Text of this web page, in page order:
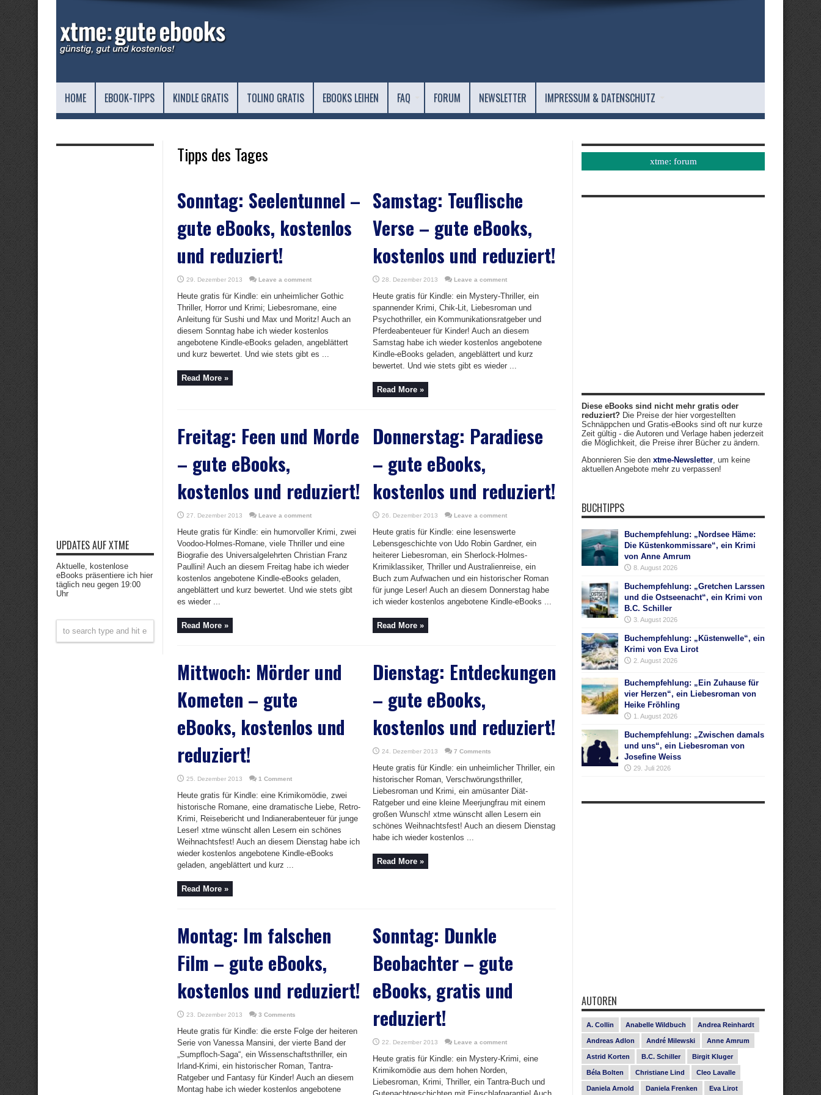
HOME EBOOK-TIPPS KINDLE GRATIS TOLINO GRATIS EBOOKS LEIHEN FAQ FORUM NEWSLETTER IMPRESSUM & DATENSCHUTZ
Tipps des Tages
Sonntag: Seelentunnel –
gute eBooks, kostenlos
und reduziert!
29. Dezember 2013 Leave a comment
Heute gratis für Kindle: ein unheimlicher Gothic
Thriller, Horror und Krimi; Liebesromane, eine
Anleitung für Sushi und Max und Moritz! Auch an
diesem Sonntag habe ich wieder kostenlos
angebotene Kindle-eBooks geladen, angeblättert
und kurz bewertet. Und wie stets gibt es ...
Read More »
Samstag: Teuflische
Verse – gute eBooks,
kostenlos und reduziert!
28. Dezember 2013 Leave a comment
Heute gratis für Kindle: ein Mystery-Thriller, ein
spannender Krimi, Chik-Lit, Liebesroman und
Psychothriller, ein Kommunikationsratgeber und
Pferdeabenteuer für Kinder! Auch an diesem
Samstag habe ich wieder kostenlos angebotene
Kindle-eBooks geladen, angeblättert und kurz
bewertet. Und wie stets gibt es wieder ...
Read More »
Freitag: Feen und Morde
– gute eBooks,
kostenlos und reduziert!
27. Dezember 2013 Leave a comment
Heute gratis für Kindle: ein humorvoller Krimi, zwei
Voodoo-Holmes-Romane, viele Thriller und eine
Biografie des Universalgelehrten Christian Franz
Paullini! Auch an diesem Freitag habe ich wieder
kostenlos angebotene Kindle-eBooks geladen,
angeblättert und kurz bewertet. Und wie stets gibt
es wieder ...
Read More »
Donnerstag: Paradiese
– gute eBooks,
kostenlos und reduziert!
26. Dezember 2013 Leave a comment
Heute gratis für Kindle: eine lesenswerte
Lebensgeschichte von Udo Robin Gardner, ein
heiterer Liebesroman, ein Sherlock-Holmes-
Krimiklassiker, Thriller und Australienreise, ein
Buch zum Aufwachen und ein historischer Roman
für junge Leser! Auch an diesem Donnerstag habe
ich wieder kostenlos angebotene Kindle-eBooks ...
Read More »
Mittwoch: Mörder und
Kometen – gute
eBooks, kostenlos und
reduziert!
25. Dezember 2013 1 Comment
Heute gratis für Kindle: eine Krimikomödie, zwei
historische Romane, eine dramatische Liebe, Retro-
Krimi, Reisebericht und Indianerabenteuer für junge
Leser! xtme wünscht allen Lesern ein schönes
Weihnachtsfest! Auch an diesem Dienstag habe ich
wieder kostenlos angebotene Kindle-eBooks
geladen, angeblättert und kurz ...
Read More »
Dienstag: Entdeckungen
– gute eBooks,
kostenlos und reduziert!
24. Dezember 2013 7 Comments
Heute gratis für Kindle: ein unheimlicher Thriller, ein
historischer Roman, Verschwörungsthriller,
Liebesroman und Krimi, ein amüsanter Diät-
Ratgeber und eine kleine Meerjungfrau mit einem
großen Wunsch! xtme wünscht allen Lesern ein
schönes Weihnachtsfest! Auch an diesem Dienstag
habe ich wieder kostenlos ...
Read More »
Montag: Im falschen
Film – gute eBooks,
kostenlos und reduziert!
23. Dezember 2013 3 Comments
Heute gratis für Kindle: die erste Folge der heiteren
Serie von Vanessa Mansini, der vierte Band der
„Sumpfloch-Saga“, ein Wissenschaftsthriller, ein
Irland-Krimi, ein historischer Roman, Tantra-
Ratgeber und Fantasy für Kinder! Auch an diesem
Montag habe ich wieder kostenlos angebotene
Sonntag: Dunkle
Beobachter – gute
eBooks, gratis und
reduziert!
22. Dezember 2013 Leave a comment
Heute gratis für Kindle: ein Mystery-Krimi, eine
Krimikomödie aus dem hohen Norden,
Liebesroman, Krimi, Thriller, ein Tantra-Buch und
UPDATES AUF XTME
Aktuelle, kostenlose
eBooks präsentiere ich hier
täglich neu gegen 19:00
Uhr
xtme: forum
Diese eBooks sind nicht mehr gratis oder
reduziert? Die Preise der hier vorgestellten
Schnäppchen und Gratis-eBooks sind oft nur kurze
Zeit gültig - die Autoren und Verlage haben jederzeit
die Möglichkeit, die Preise ihrer Bücher zu ändern.
Abonnieren Sie den xtme-Newsletter, um keine
aktuellen Angebote mehr zu verpassen!
BUCHTIPPS
Buchempfehlung: „Nordsee Häme:
Die Küstenkommissare“, ein Krimi
von Anne Amrum
8. August 2026
Buchempfehlung: „Gretchen Larssen
und die Ostseenacht“, ein Krimi von
B.C. Schiller
3. August 2026
Buchempfehlung: „Küstenwelle“, ein
Krimi von Eva Lirot
2. August 2026
Buchempfehlung: „Ein Zuhause für
vier Herzen“, ein Liebesroman von
Heike Fröhling
1. August 2026
Buchempfehlung: „Zwischen damals
und uns“, ein Liebesroman von
Josefine Weiss
29. Juli 2026
AUTOREN
A. Collin Anabelle Wildbuch Andrea Reinhardt
Andreas Adlon André Milewski Anne Amrum
Astrid Korten B.C. Schiller Birgit Kluger
Béla Bolten Christiane Lind Cleo Lavalle
Daniela Arnold Daniela Frenken Eva Lirot